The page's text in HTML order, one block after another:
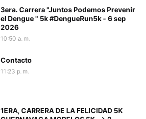
3era. Carrera "Juntos Podemos Prevenir
el Dengue " 5k #DengueRun5k - 6 sep
2026
10:50 a. m.
Contacto
11:23 p. m.
1ERA, CARRERA DE LA FELICIDAD 5K